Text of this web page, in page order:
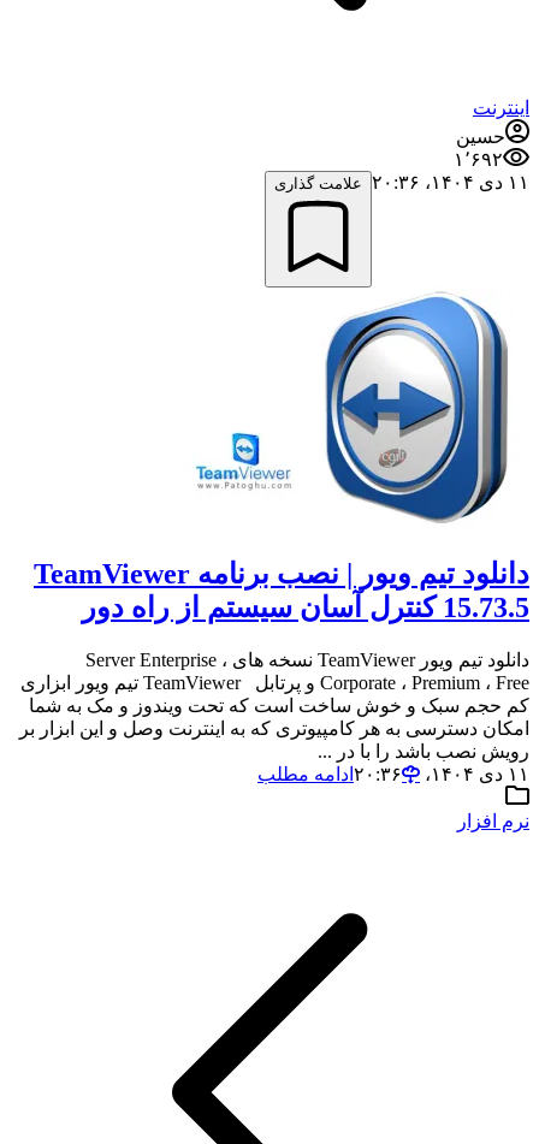
اینترنت
حسین
۱٬۶۹۲
۱۱ دی ۱۴۰۴،‏ ۲۰:۳۶
علامت گذاری
دانلود تیم ویور | نصب برنامه TeamViewer
15.73.5 کنترل آسان سیستم از راه دور
دانلود تیم ویور TeamViewer نسخه های Server Enterprise ،
Corporate ، Premium ، Free و پرتابل TeamViewer تیم ویور ابزاری
کم حجم سبک و خوش ساخت است که تحت ویندوز و مک به شما
امکان دسترسی به هر کامپیوتری که به اینترنت وصل و این ابزار بر
رویش نصب باشد را با در ...
۱۱ دی ۱۴۰۴،‏ ۲۰:۳۶
ادامه مطلب
نرم افزار